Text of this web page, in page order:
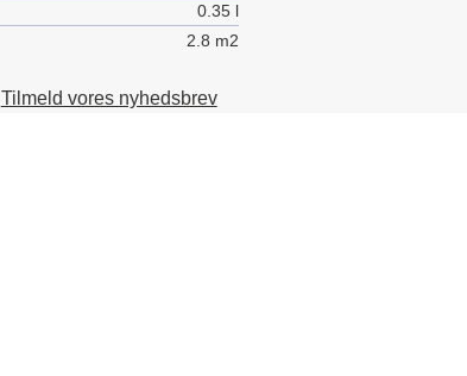
0.35 l
2.8 m2
Tilmeld vores nyhedsbrev